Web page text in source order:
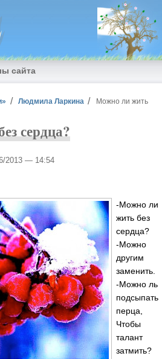
сайта
Людмила Ларкина
Можно ли жить
сердца?
2013 — 14:54
-Можно ли
жить без
сердца?
-Можно
другим
заменить.
-Можно ль
подсыпать
перца,
Чтобы
талант
затмить?